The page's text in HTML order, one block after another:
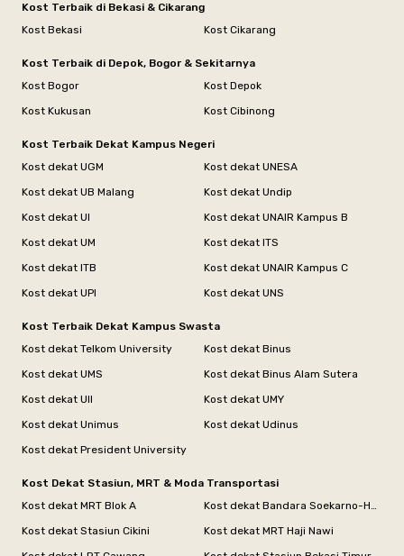
Kost Terbaik di Bekasi & Cikarang
Kost Bekasi
Kost Cikarang
Kost Terbaik di Depok, Bogor & Sekitarnya
Kost Bogor
Kost Depok
Kost Kukusan
Kost Cibinong
Kost Terbaik Dekat Kampus Negeri
Kost dekat UGM
Kost dekat UNESA
Kost dekat UB Malang
Kost dekat Undip
Kost dekat UI
Kost dekat UNAIR Kampus B
Kost dekat UM
Kost dekat ITS
Kost dekat ITB
Kost dekat UNAIR Kampus C
Kost dekat UPI
Kost dekat UNS
Kost Terbaik Dekat Kampus Swasta
Kost dekat Telkom University
Kost dekat Binus
Kost dekat UMS
Kost dekat Binus Alam Sutera
Kost dekat UII
Kost dekat UMY
Kost dekat Unimus
Kost dekat Udinus
Kost dekat President University
Kost Dekat Stasiun, MRT & Moda Transportasi
Kost dekat MRT Blok A
Kost dekat Bandara Soekarno-Hatta
Kost dekat Stasiun Cikini
Kost dekat MRT Haji Nawi